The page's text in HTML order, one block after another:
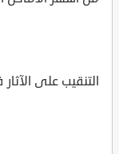
التنقيب على